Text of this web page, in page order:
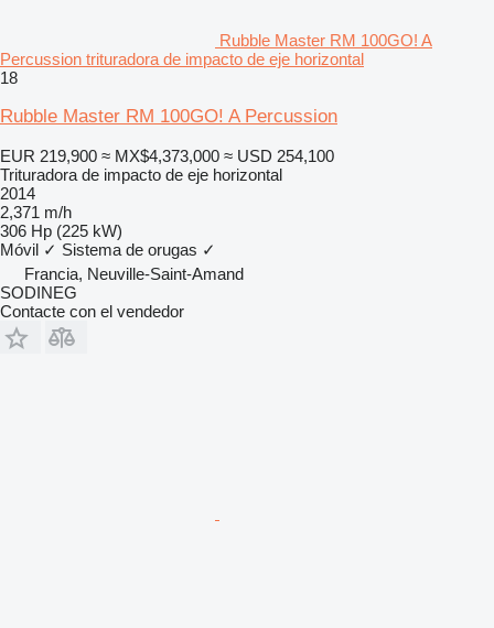
Rubble Master RM 100GO! A
Percussion trituradora de impacto de eje horizontal
18
Rubble Master RM 100GO! A Percussion
EUR 219,900 ≈ MX$4,373,000 ≈ USD 254,100
Trituradora de impacto de eje horizontal
2014
2,371 m/h
306 Hp (225 kW)
Móvil ✓ Sistema de orugas ✓
Francia, Neuville-Saint-Amand
SODINEG
Contacte con el vendedor